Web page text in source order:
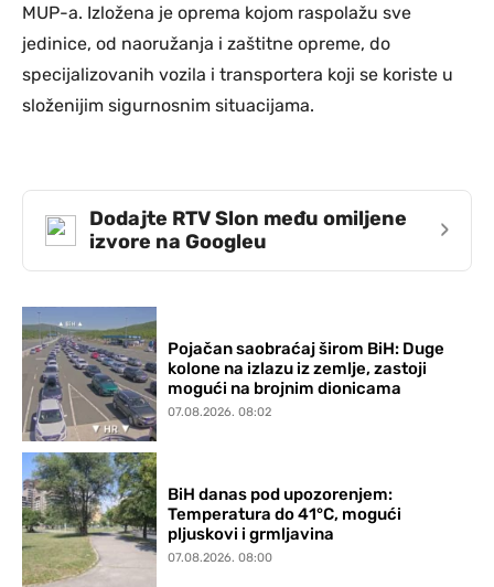
MUP-a. Izložena je oprema kojom raspolažu sve
jedinice, od naoružanja i zaštitne opreme, do
specijalizovanih vozila i transportera koji se koriste u
složenijim sigurnosnim situacijama.
Dodajte RTV Slon među omiljene
izvore na Googleu
›
Pojačan saobraćaj širom BiH: Duge
kolone na izlazu iz zemlje, zastoji
mogući na brojnim dionicama
07.08.2026. 08:02
BiH danas pod upozorenjem:
Temperatura do 41°C, mogući
pljuskovi i grmljavina
07.08.2026. 08:00